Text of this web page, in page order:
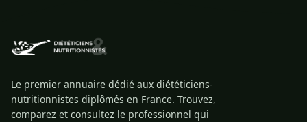
Le premier annuaire dédié aux diététiciens-
nutritionnistes diplômés en France. Trouvez,
comparez et consultez le professionnel qui